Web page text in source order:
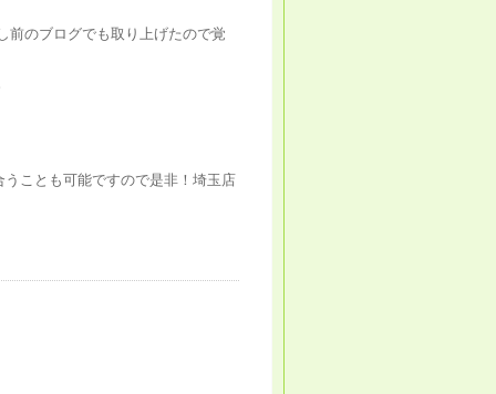
前のブログでも取り上げたので覚
ことも可能ですので是非！埼玉店